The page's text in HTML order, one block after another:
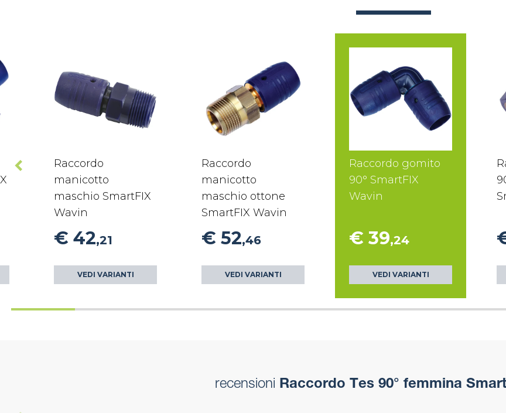
Raccordo
manicotto
maschio SmartFIX
Wavin
€ 42,21
VEDI VARIANTI
Raccordo
manicotto
maschio ottone
SmartFIX Wavin
€ 52,46
VEDI VARIANTI
Raccordo gomito
90° SmartFIX
Wavin
€ 39,24
VEDI VARIANTI
recensioni Raccordo Tes 90° femmina